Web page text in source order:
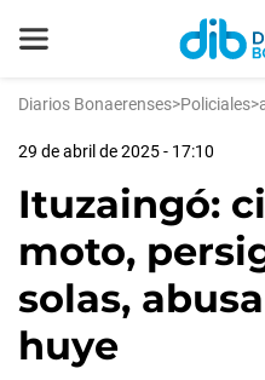
Diarios Bonaerenses>Policiales>
29 de abril de 2025 - 17:10
Ituzaingó:
moto,
solas,
huye